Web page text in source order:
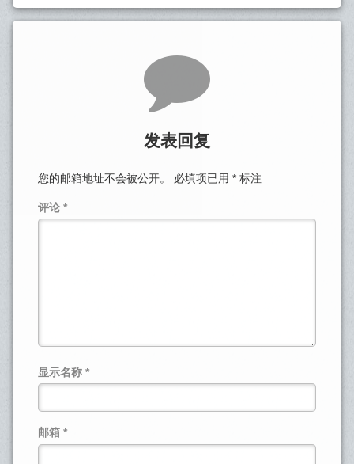
发表回复
您的邮箱地址不会被公开。 必填项已用 * 标注
评论 *
显示名称 *
邮箱 *